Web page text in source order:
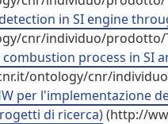
in SI engine
cnr/individuo/prodotto/
process in SI
ontology/cnr/
per l'implementazione
di ricerca)(http://